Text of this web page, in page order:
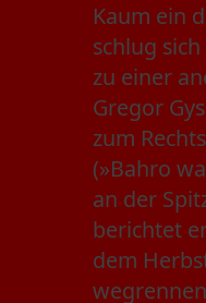
Kaum ein
schlug
zu einer
Gregor
zum
(»Bahro
an der
berichtet
dem